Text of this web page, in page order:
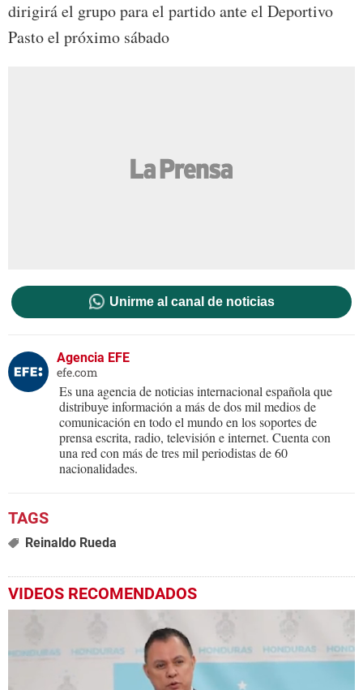
dirigirá el grupo para el partido ante el Deportivo
Pasto el próximo sábado
Unirme al canal de noticias
Agencia EFE
efe.com
Es una agencia de noticias internacional española que
distribuye información a más de dos mil medios de
comunicación en todo el mundo en los soportes de
prensa escrita, radio, televisión e internet. Cuenta con
una red con más de tres mil periodistas de 60
nacionalidades.
Reinaldo Rueda
VIDEOS RECOMENDADOS